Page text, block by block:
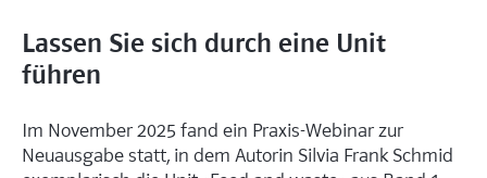
Lassen Sie sich durch eine Unit
führen
Im November 2025 fand ein Praxis-Webinar zur
Neuausgabe statt, in dem Autorin Silvia Frank Schmid